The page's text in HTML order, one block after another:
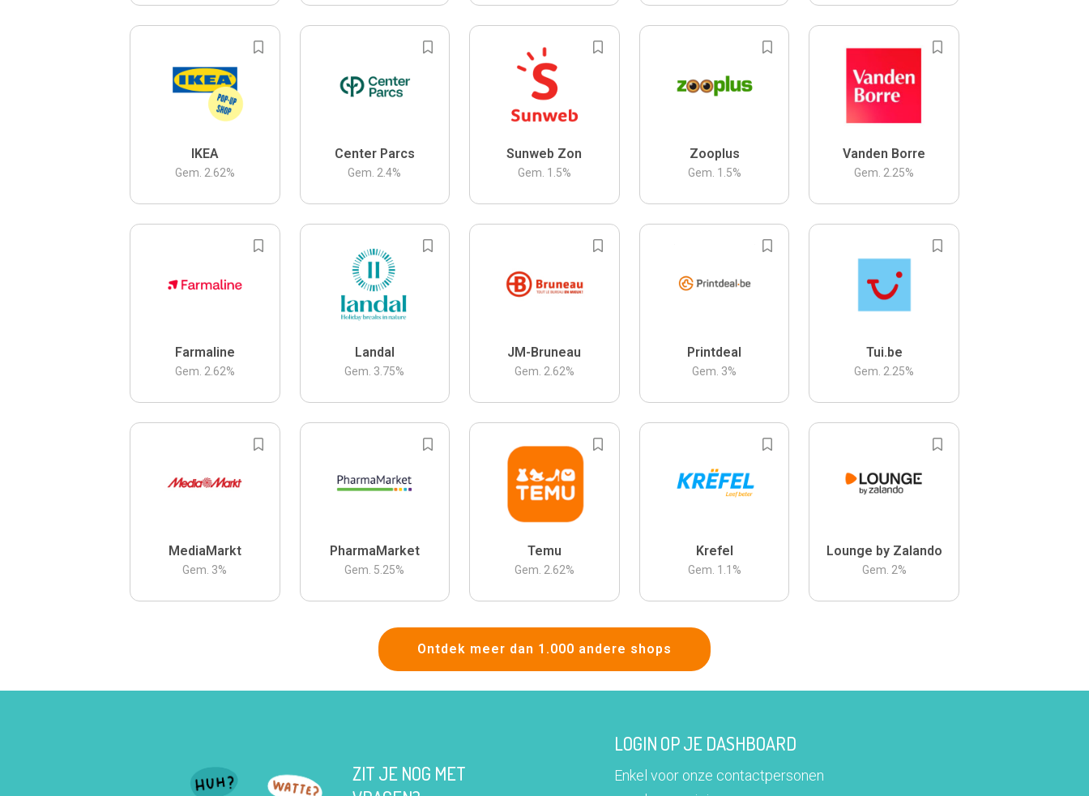
IKEA
Gem. 2.62%
Center Parcs
Gem. 2.4%
Sunweb Zon
Gem. 1.5%
Zooplus
Gem. 1.5%
Vanden Borre
Gem. 2.25%
Farmaline
Gem. 2.62%
Landal
Gem. 3.75%
JM-Bruneau
Gem. 2.62%
Printdeal
Gem. 3%
Tui.be
Gem. 2.25%
MediaMarkt
Gem. 3%
PharmaMarket
Gem. 5.25%
Temu
Gem. 2.62%
Krefel
Gem. 1.1 %
Lounge by Zalando
Gem. 2%
Ontdek meer dan 1.000 andere shops
ZIT JE NOG MET
LOGIN OP JE DASHBOARD
Enkel voor onze contactpersonen